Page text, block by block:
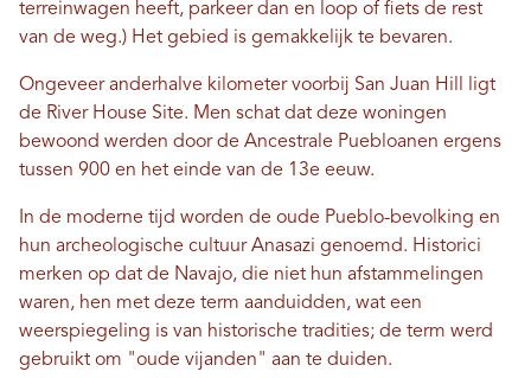
terreinwagen heeft, parkeer dan en loop of fiets de rest
van de weg.) Het gebied is gemakkelijk te bevaren.
Ongeveer anderhalve kilometer voorbij San Juan Hill ligt
de River House Site. Men schat dat deze woningen
bewoond werden door de Ancestrale Puebloanen ergens
tussen 900 en het einde van de 13e eeuw.
In de moderne tijd worden de oude Pueblo-bevolking en
hun archeologische cultuur Anasazi genoemd. Historici
merken op dat de Navajo, die niet hun afstammelingen
waren, hen met deze term aanduidden, wat een
weerspiegeling is van historische tradities; de term werd
gebruikt om "oude vijanden" aan te duiden.